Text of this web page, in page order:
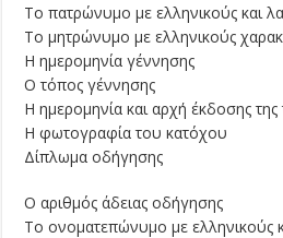
Το πατρώνυμο με ελληνικούς και
Το μητρώνυμο με ελληνικούς
Η ημερομηνία γέννησης
Ο τόπος γέννησης
Η ημερομηνία και αρχή έκδοσης της
Η φωτογραφία του κατόχου
Δίπλωμα οδήγησης
Ο αριθμός άδειας οδήγησης
Το ονοματεπώνυμο με ελληνικούς